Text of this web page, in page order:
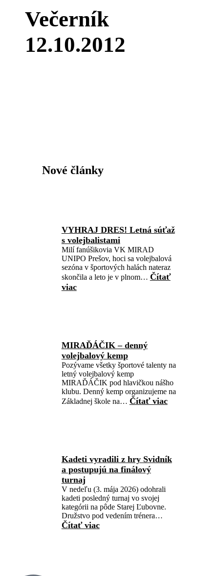
Večerník
12.10.2012
Nové články
VYHRAJ DRES! Letná súťaž
s volejbalistami
Milí fanúšikovia VK MIRAD
UNIPO Prešov, hoci sa volejbalová
sezóna v športových halách nateraz
skončila a leto je v plnom… Čítať
viac
MIRAĎÁČIK – denný
volejbalový kemp
Pozývame všetky športové talenty na
letný volejbalový kemp
MIRAĎÁČIK pod hlavičkou nášho
klubu. Denný kemp organizujeme na
Základnej škole na… Čítať viac
Kadeti vyradili z hry Svidník
a postupujú na finálový
turnaj
V nedeľu (3. mája 2026) odohrali
kadeti posledný turnaj vo svojej
kategórii na pôde Starej Ľubovne.
Družstvo pod vedením trénera…
Čítať viac